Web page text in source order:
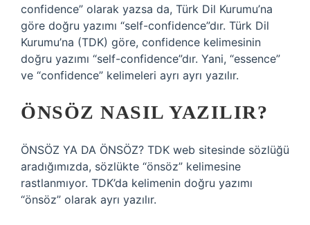
confidence” olarak yazsa da, Türk Dil Kurumu’na
göre doğru yazımı “self-confidence”dır. Türk Dil
Kurumu’na (TDK) göre, confidence kelimesinin
doğru yazımı “self-confidence”dır. Yani, “essence”
ve “confidence” kelimeleri ayrı ayrı yazılır.
ÖNSÖZ NASIL YAZILIR?
ÖNSÖZ YA DA ÖNSÖZ? TDK web sitesinde sözlüğü
aradığımızda, sözlükte “önsöz” kelimesine
rastlanmıyor. TDK’da kelimenin doğru yazımı
“önsöz” olarak ayrı yazılır.